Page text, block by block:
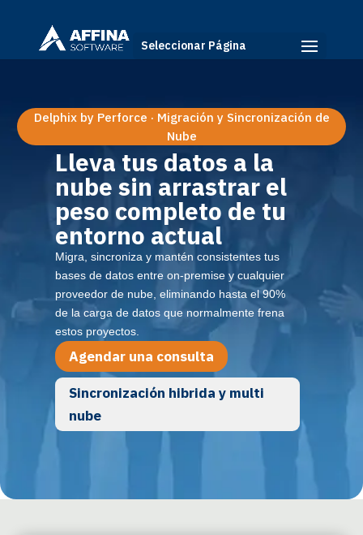
Seleccionar Página
Delphix by Perforce · Migración y Sincronización de
Nube
Lleva tus datos a la
nube sin arrastrar el
peso completo de tu
entorno actual
Migra, sincroniza y mantén consistentes tus
bases de datos entre on-premise y cualquier
proveedor de nube, eliminando hasta el 90%
de la carga de datos que normalmente frena
estos proyectos.
Agendar una consulta
Sincronización hibrida y multi
nube